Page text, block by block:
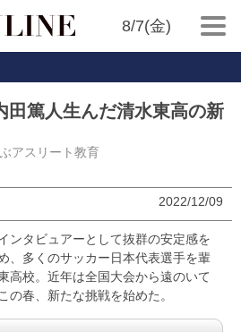
8/7(金)
田篤人生んだ清水東高の新
アスリート教育
2022/12/09
ンタビュアーとして抜群の安定感を
、多くのサッカー日本代表選手を輩
高校。近年は全国大会から遠のいて
の春、新たな挑戦を始めた。